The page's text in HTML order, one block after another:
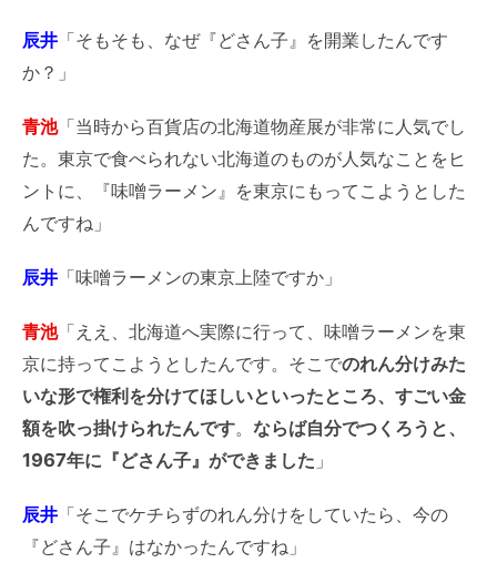
辰井 「そもそも、なぜ『どさん子』を開業したんです
か？」
青池「当時から百貨店の北海道物産展が非常に人気でし
た。東京で食べられない北海道のものが人気なことをヒ
ントに、『味噌ラーメン』を東京にもってこようとした
んですね」
辰井 「味噌ラーメンの東京上陸ですか」
青池「ええ、北海道へ実際に行って、味噌ラーメンを東
京に持ってこようとしたんです。そこでのれん分けみた
いな形で権利を分けてほしいといったところ、すごい金
額を吹っ掛けられたんです。 ならば自分でつくろうと、
1967年に『どさん子』ができました 」
辰井 「そこでケチらずのれん分けをしていたら、今の
『どさん子』はなかったんですね」